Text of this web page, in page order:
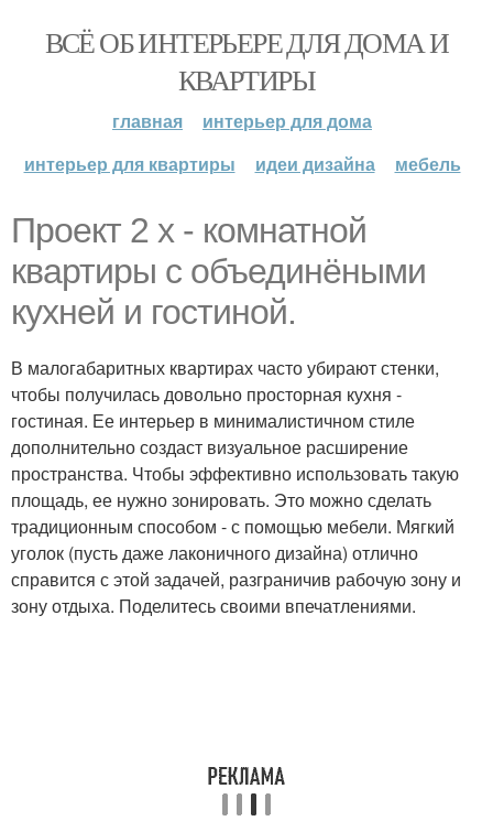
ВСЁ ОБ ИНТЕРЬЕРЕ ДЛЯ ДОМА И
КВАРТИРЫ
главная
интерьер для дома
интерьер для квартиры
идеи дизайна мебель
Проект 2 х - комнатной
квартиры с объединёными
кухней и гостиной.
В малогабаритных квартирах часто убирают стенки,
чтобы получилась довольно просторная кухня -
гостиная. Ее интерьер в минималистичном стиле
дополнительно создаст визуальное расширение
пространства. Чтобы эффективно использовать такую
площадь, ее нужно зонировать. Это можно сделать
традиционным способом - с помощью мебели. Мягкий
уголок (пусть даже лаконичного дизайна) отлично
справится с этой задачей, разграничив рабочую зону и
зону отдыха. Поделитесь своими впечатлениями.